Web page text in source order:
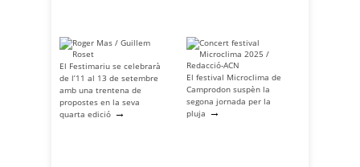
El Festimariu se celebrarà
de l’11 al 13 de setembre
amb una trentena de
propostes en la seva
quarta edició →
El festival Microclima de
Camprodon suspèn la
segona jornada per la
pluja →